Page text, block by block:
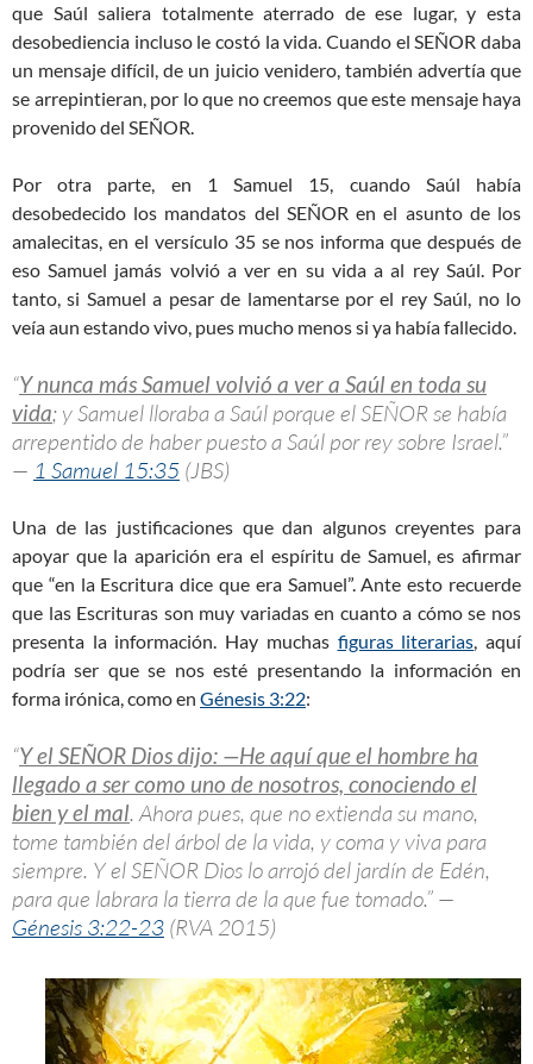
que Saúl saliera totalmente aterrado de ese lugar, y esta
desobediencia incluso le costó la vida. Cuando el SEÑOR daba
un mensaje difícil, de un juicio venidero, también advertía que
se arrepintieran, por lo que no creemos que este mensaje haya
provenido del SEÑOR.
Por otra parte, en 1 Samuel 15, cuando Saúl había
desobedecido los mandatos del SEÑOR en el asunto de los
amalecitas, en el versículo 35 se nos informa que después de
eso Samuel jamás volvió a ver en su vida a al rey Saúl. Por
tanto, si Samuel a pesar de lamentarse por el rey Saúl, no lo
veía aun estando vivo, pues mucho menos si ya había fallecido.
“Y nunca más Samuel volvió a ver a Saúl en toda su
vida; y Samuel lloraba a Saúl porque el SEÑOR se había
arrepentido de haber puesto a Saúl por rey sobre Israel.”
— 1 Samuel 15:35 (JBS)
Una de las justificaciones que dan algunos creyentes para
apoyar que la aparición era el espíritu de Samuel, es afirmar
que “en la Escritura dice que era Samuel”. Ante esto recuerde
que las Escrituras son muy variadas en cuanto a cómo se nos
presenta la información. Hay muchas figuras literarias, aquí
podría ser que se nos esté presentando la información en
forma irónica, como en Génesis 3:22:
“Y el SEÑOR Dios dijo: —He aquí que el hombre ha
llegado a ser como uno de nosotros, conociendo el
bien y el mal. Ahora pues, que no extienda su mano,
tome también del árbol de la vida, y coma y viva para
siempre. Y el SEÑOR Dios lo arrojó del jardín de Edén,
para que labrara la tierra de la que fue tomado.” —
Génesis 3:22-23 (RVA 2015)